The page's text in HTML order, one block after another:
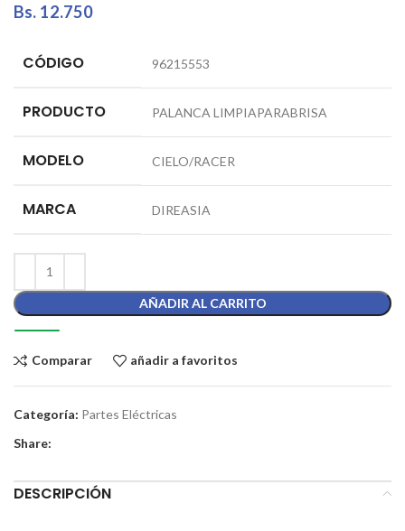
Bs. 12.750
CÓDIGO 96215553
PRODUCTO PALANCA LIMPIAPARABRISA
MODELO CIELO/RACER
MARCA DIREASIA
AÑADIR AL CARRITO
Comparar añadir a favoritos
Categoría: Partes Eléctricas
Share:
DESCRIPCIÓN